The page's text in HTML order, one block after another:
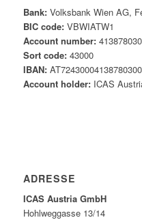
Bank:Volksbank Wien AG,
BIC code:VBWIATW1
Account number:
Sort code:43000
IBAN:
Account holder:ICAS
ADRESSE
ICAS Austria GmbH
Hohlweggasse 13/14